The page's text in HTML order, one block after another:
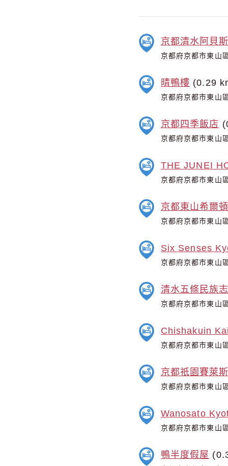
京都清水阿貝
京都府京都市東山
晴鴨樓 (0.29
京都府京都市東山
京都四季飯店
京都府京都市東山
THE JUNEI
京都府京都市東山
京都東山希爾
京都府京都市東山
Six Senses
京都府京都市東山
清水五條民族
京都府京都市東山
Chishakuin
京都府京都市東山
京都祇園賽萊
京都府京都市東山
Wanosato
京都府京都市東山
鴨半度假屋